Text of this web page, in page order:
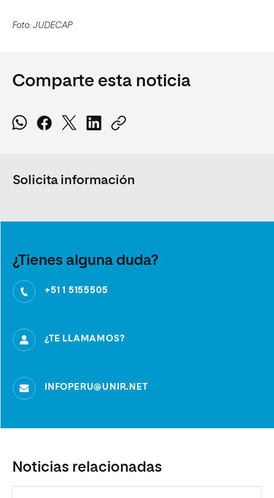
Foto: JUDECAP
Comparte esta noticia
Solicita información
¿Tienes alguna duda?
+51 1 5155505
¿TE LLAMAMOS?
INFOPERU@UNIR.NET
Noticias relacionadas